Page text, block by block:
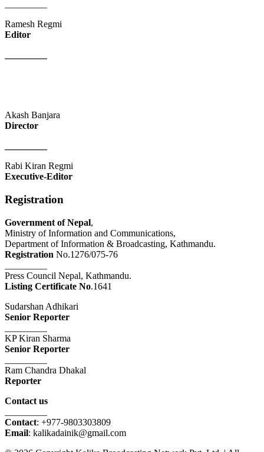
Ramesh Regmi
Editor
Akash Banjara
Director
Rabi Kiran Regmi
Executive-Editor
Registration
Government of Nepal,
Ministry of Information and Communications,
Department of Information & Broadcasting, Kathmandu.
Registration No.1276/075-76
Press Council Nepal, Kathmandu.
Listing Certificate No.1641
Sudarshan Adhikari
Senior Reporter
KP Kiran Sharma
Senior Reporter
Ram Chandra Dhakal
Reporter
Contact us
Contact: +977-9803303809
Email: kalikadainik@gmail.com